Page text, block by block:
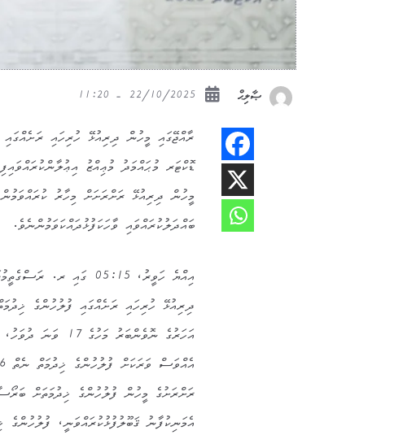
ޞާލިޙް
ރާއްޖޭގައި މީހުން ދިރިއުޅޭ ހުރިހައި
ޑޮކްޓަރ މުޙައްމަދު މުޢިއްޒު
މީހުން ދިރިއުޅޭ ރަށްރަށަށް މިހާރު
ބައްދަލުކުރައްވައި ވާހަކަފުޅުދައްކަވަމުންނެވެ.
އިއްޔެ ހަވީރު، 05:15
އަހަރުގެ
ރަށްރަށުގެ މީހުން ފުލުހުންގެ ޚިދުމަތަށް
އެމަނިކުފާނު ޤަބޫލުފުޅުކުރައްވަނީ،